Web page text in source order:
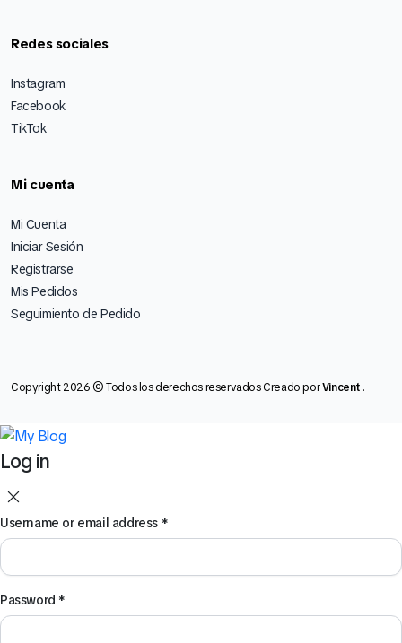
Redes sociales
Instagram
Facebook
TikTok
Mi cuenta
Mi Cuenta
Iniciar Sesión
Registrarse
Mis Pedidos
Seguimiento de Pedido
Copyright 2026 © Todos los derechos reservados Creado porVincent .
Log in
Username or email address *
Password *